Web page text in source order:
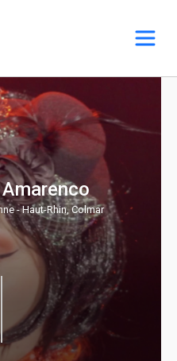
- Haut-Rhin, Colmar